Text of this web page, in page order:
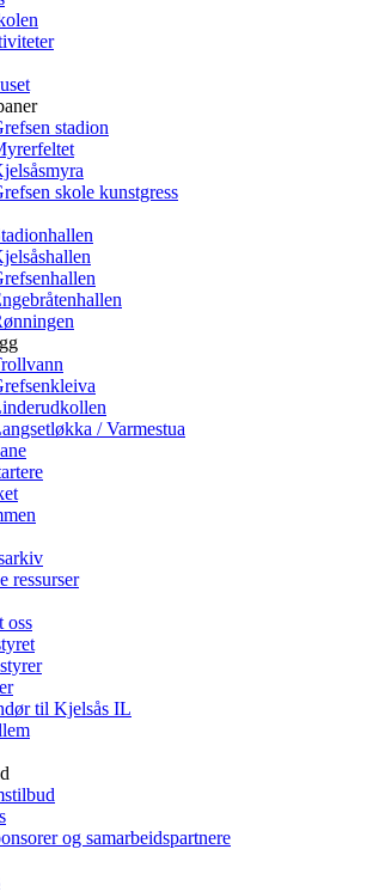
stadion
skole kunstgress
/ Varmestua
ressurser
oss
til Kjelsås IL
og samarbeidspartnere